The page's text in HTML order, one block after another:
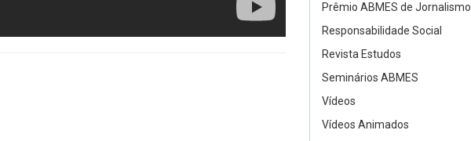
Prêmio ABMES de Jornalismo
Responsabilidade Social
Revista Estudos
Seminários ABMES
Vídeos
Vídeos Animados